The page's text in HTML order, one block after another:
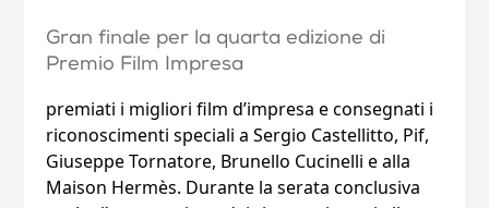
Gran finale per la quarta edizione di
Premio Film Impresa
premiati i migliori film d’impresa e consegnati i
riconoscimenti speciali a Sergio Castellitto, Pif,
Giuseppe Tornatore, Brunello Cucinelli e alla
Maison Hermès. Durante la serata conclusiva